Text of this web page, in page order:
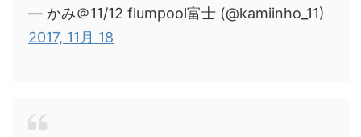
— かみ＠11/12 flumpool富士 (@kamiinho_11)
2017, 11月 18